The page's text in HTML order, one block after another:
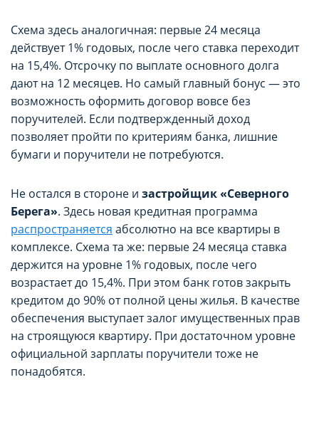
Схема здесь аналогичная: первые 24 месяца
действует 1% годовых, после чего ставка переходит
на 15,4%. Отсрочку по выплате основного долга
дают на 12 месяцев. Но самый главный бонус — это
возможность оформить договор вовсе без
поручителей. Если подтвержденный доход
позволяет пройти по критериям банка, лишние
бумаги и поручители не потребуются.
Не остался в стороне и застройщик «Северного
Берега». Здесь новая кредитная программа
распространяется абсолютно на все квартиры в
комплексе. Схема та же: первые 24 месяца ставка
держится на уровне 1% годовых, после чего
возрастает до 15,4%. При этом банк готов закрыть
кредитом до 90% от полной цены жилья. В качестве
обеспечения выступает залог имущественных прав
на строящуюся квартиру. При достаточном уровне
официальной зарплаты поручители тоже не
понадобятся.